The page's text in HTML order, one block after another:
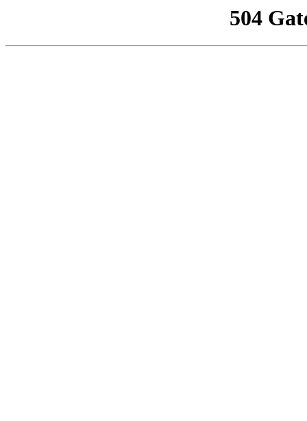
504